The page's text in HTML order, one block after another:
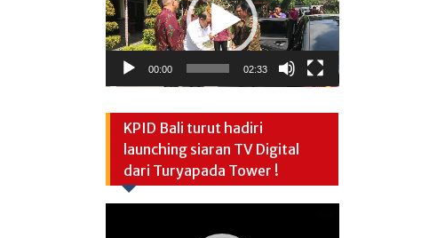
00:00 02:33
KPID Bali turut hadiri
launching siaran TV Digital
dari Turyapada Tower !